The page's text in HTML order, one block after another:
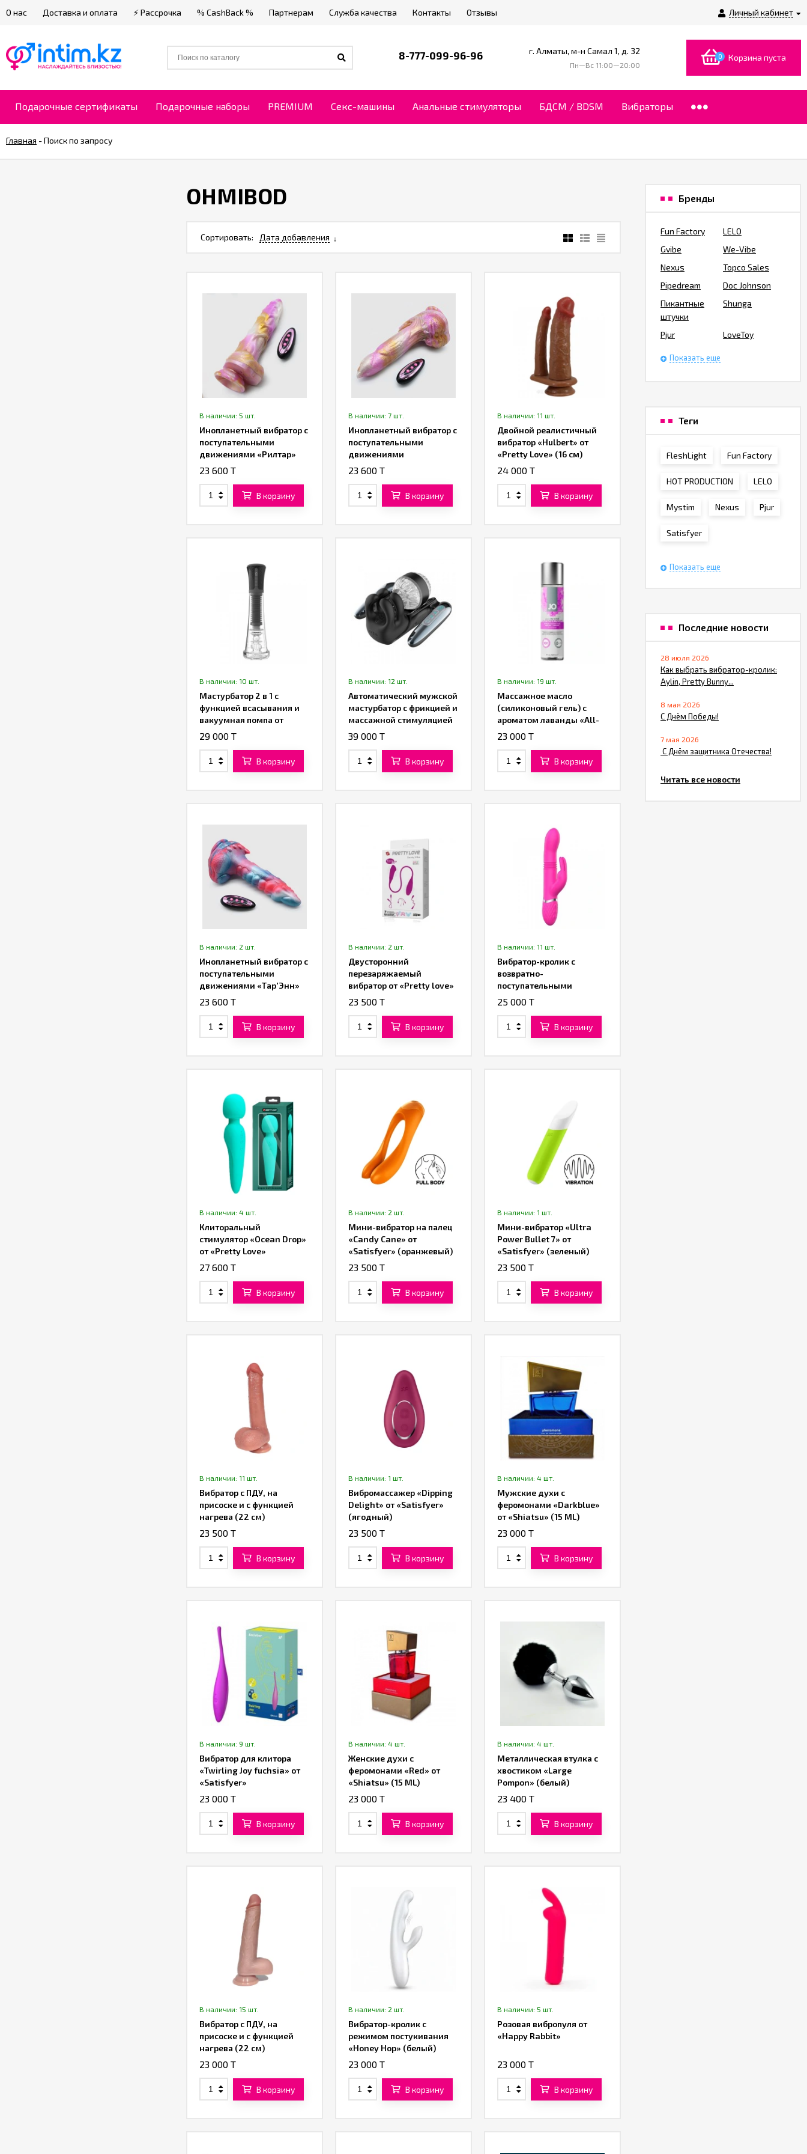
Личный кабинет
О нас Доставка и оплата ⚡ Рассрочка % CashBack % Партнерам Служба качества Контакты Отзывы
8-777-099-96-96 г. Алматы, м-н Самал 1, д. 32
Пн—Вс 11:00—20:00
0 Корзина пуста
Подарочные сертификаты Подарочные наборы PREMIUM Секс-машины Анальные стимуляторы БДСМ / BDSM Вибраторы
Главная -Поиск по запросу
OHMIBOD
Сортировать: Дата добавления
В наличии: 5 шт.
Инопланетный вибратор с
поступательными
движениями «Рилтар»
(22,5 см)
23 600 T
В корзину
В наличии: 7 шт.
Инопланетный вибратор с
поступательными
движениями
«Галактический Феникс»
23 600 T
В корзину
В наличии: 11 шт.
Двойной реалистичный
вибратор «Hulbert» от
«Pretty Love» (16 см)
(коричневый)
24 000 T
В корзину
В наличии: 10 шт.
Мастурбатор 2 в 1 с
функцией всасывания и
вакуумная помпа от
«SXTOP»
29 000 T
В корзину
В наличии: 12 шт.
Автоматический мужской
мастурбатор с фрикцией и
массажной стимуляцией
от «SXTOP»
39 000 T
В корзину
В наличии: 19 шт.
Массажное масло
(силиконовый гель) с
ароматом лаванды «All-
in-One Sensual Massage
ML)
23 000 T
В корзину
В наличии: 2 шт.
Инопланетный вибратор с
поступательными
движениями «Тар'Энн»
(23 см)
23 600 T
В корзину
В наличии: 2 шт.
Двусторонний
перезаряжаемый
вибратор от «Pretty love»
23 500 T
В корзину
В наличии: 11 шт.
Вибратор-кролик с
возвратно-
поступательными
движениями от «SXTOP»
25 000 T
В корзину
В наличии: 4 шт.
Клиторальный
стимулятор «Ocean Drop»
от «Pretty Love»
(бирюзовый)
27 600 T
В корзину
В наличии: 2 шт.
Мини-вибратор на палец
«Candy Cane» от
«Satisfyer» (оранжевый)
23 500 T
В корзину
В наличии: 1 шт.
Мини-вибратор «Ultra
Power Bullet 7» от
«Satisfyer» (зеленый)
23 500 T
В корзину
В наличии: 11 шт.
Вибратор с ПДУ, на
присоске и с функцией
нагрева (22 см)
(коричневый)
23 500 T
В корзину
В наличии: 1 шт.
Вибромассажер «Dipping
Delight» от «Satisfyer»
(ягодный)
23 500 T
В корзину
В наличии: 4 шт.
Мужские духи с
феромонами «Darkblue»
от «Shiatsu» (15 ML)
23 000 T
В корзину
В наличии: 9 шт.
Вибратор для клитора
«Twirling Joy fuchsia» от
«Satisfyer»
23 000 T
В корзину
В наличии: 4 шт.
Женские духи с
феромонами «Red» от
«Shiatsu» (15 ML)
23 000 T
В корзину
В наличии: 4 шт.
Металлическая втулка с
хвостиком «Large
Pompon» (белый)
23 400 T
В корзину
В наличии: 15 шт.
Вибратор с ПДУ, на
присоске и с функцией
нагрева (22 см)
23 000 T
В корзину
В наличии: 2 шт.
Вибратор-кролик с
режимом постукивания
«Honey Hop» (белый)
23 000 T
В корзину
В наличии: 5 шт.
Розовая вибропуля от
«Happy Rabbit»
23 000 T
В корзину
Бренды
Fun Factory
LELO
Gvibe
We-Vibe
Nexus
Topco Sales
Pipedream
Doc Johnson
Пикантные
штучки
Shunga
Pjur LoveToy
Показать еще
Теги
FleshLight Fun Factory
HOT PRODUCTION LELO
Mystim Nexus Pjur
Satisfyer
Показать еще
Последние новости
28 июля 2026
Как выбрать вибратор-кролик:
Aylin, Pretty Bunny...
8 мая 2026
С Днём Победы!
7 мая 2026
​ С Днём защитника Отечества!
Читать все новости